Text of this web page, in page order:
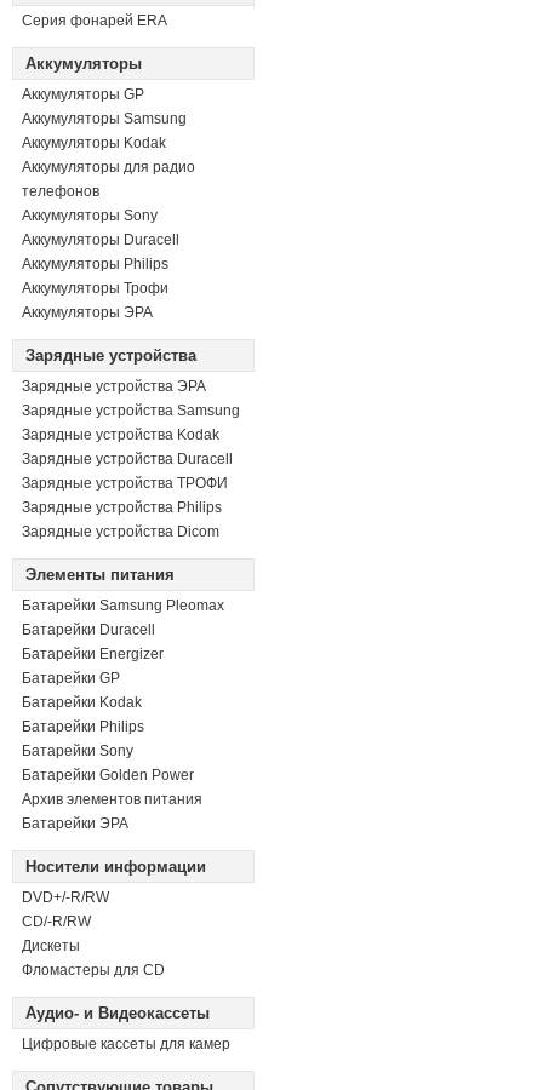
Серия фонарей ERA
Аккумуляторы
Аккумуляторы GP
Аккумуляторы Samsung
Аккумуляторы Kodak
Аккумуляторы для радио
телефонов
Аккумуляторы Sony
Аккумуляторы Duracell
Аккумуляторы Philips
Аккумуляторы Трофи
Аккумуляторы ЭРА
Зарядные устройства
Зарядные устройства ЭРА
Зарядные устройства Samsung
Зарядные устройства Kodak
Зарядные устройства Duracell
Зарядные устройства ТРОФИ
Зарядные устройства Philips
Зарядные устройства Dicom
Элементы питания
Батарейки Samsung Pleomax
Батарейки Duracell
Батарейки Energizer
Батарейки GP
Батарейки Kodak
Батарейки Philips
Батарейки Sony
Батарейки Golden Power
Архив элементов питания
Батарейки ЭРА
Носители информации
DVD+/-R/RW
СD/-R/RW
Дискеты
Фломастеры для CD
Аудио- и Видеокассеты
Цифровые кассеты для камер